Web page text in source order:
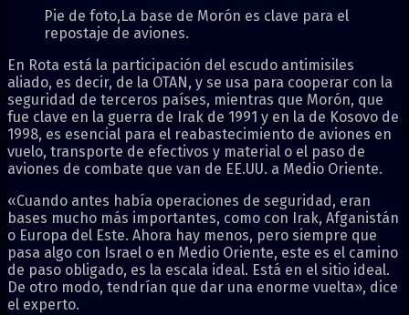
Pie de foto,La base de Morón es clave para el
repostaje de aviones.
En Rota está la participación del escudo antimisiles
aliado, es decir, de la OTAN, y se usa para cooperar con la
seguridad de terceros países, mientras que Morón, que
fue clave en la guerra de Irak de 1991 y en la de Kosovo de
1998, es esencial para el reabastecimiento de aviones en
vuelo, transporte de efectivos y material o el paso de
aviones de combate que van de EE.UU. a Medio Oriente.
«Cuando antes había operaciones de seguridad, eran
bases mucho más importantes, como con Irak, Afganistán
o Europa del Este. Ahora hay menos, pero siempre que
pasa algo con Israel o en Medio Oriente, este es el camino
de paso obligado, es la escala ideal. Está en el sitio ideal.
De otro modo, tendrían que dar una enorme vuelta», dice
el experto.